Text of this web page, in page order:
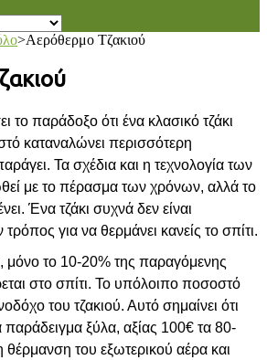
>Αερόθερμο Τζακιού
το παράδοξο ότι ένα κλασικό τζάκι
καταναλώνει περισσότερη
Τα σχέδια και η τεχνολογία των
με το πέρασμα των χρόνων, αλλά το
Ένα τζάκι συχνά δεν είναι
για να θερμάνει κανείς το σπίτι.
μόνο το 10-20% της παραγόμενης
στο σπίτι. Το υπόλοιπο ποσοστό
του τζακιού. Αυτό σημαίνει ότι
ξύλα, αξίας 100€ τα 80-
θέρμανση του εξωτερικού αέρα και